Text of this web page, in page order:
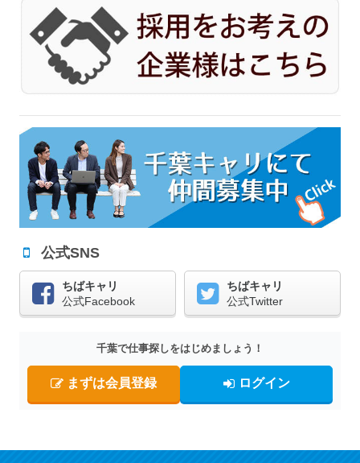
公式SNS
ちばキャリ
公式Facebook
ちばキャリ
公式Twitter
千葉で仕事探しをはじめましょう！
まずは会員登録 ログイン